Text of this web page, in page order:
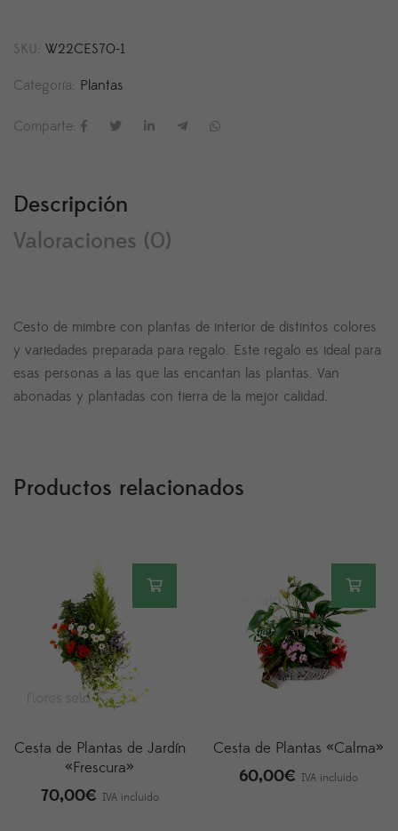
SKU: W22CES70-1
Categoría: Plantas
Comparte:
Descripción
Valoraciones (0)
Cesto de mimbre con plantas de interior de distintos colores
y variedades preparada para regalo. Este regalo es ideal para
esas personas a las que las encantan las plantas. Van
abonadas y plantadas con tierra de la mejor calidad.
Productos relacionados
Cesta de Plantas de Jardín
«Frescura»
70,00€ IVA incluido
Cesta de Plantas «Calma»
60,00€ IVA incluido